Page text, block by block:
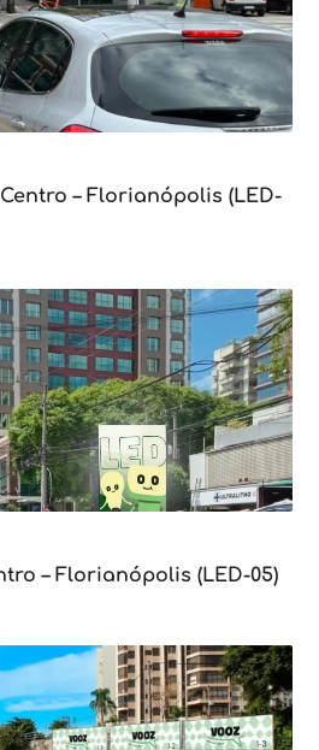
– Florianópolis (LED-
– Florianópolis (LED-05)